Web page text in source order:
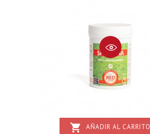
shopping_cart AÑADIR AL CARRITO